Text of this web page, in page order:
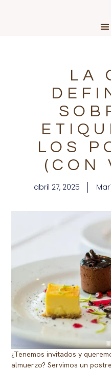
LA
LOS
(CON
abril 27, 2025
¿Tenemos invitados y
almuerzo? Servimos un